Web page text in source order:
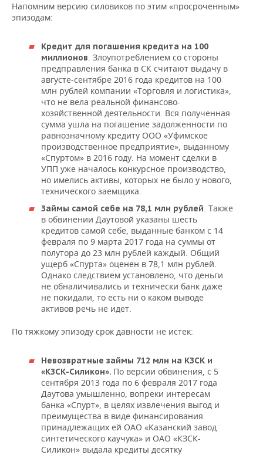
Напомним версию силовиков по этим «просроченным»
эпизодам:
Кредит для погашения кредита на 100
миллионов. Злоупотреблением со стороны
предправления банка в СК считают выдачу в
августе-сентябре 2016 года кредитов на 100
млн рублей компании «Торговля и логистика»,
что не вела реальной финансово-
хозяйственной деятельности. Вся полученная
сумма ушла на погашение задолженности по
равнозначному кредиту ООО «Уфимское
производственное предприятие», выданному
«Спуртом» в 2016 году. На момент сделки в
УПП уже началось конкурсное производство,
но имелись активы, которых не было у нового,
технического заемщика.
Займы самой себе на 78,1 млн рублей. Также
в обвинении Даутовой указаны шесть
кредитов самой себе, выданные банком с 14
февраля по 9 марта 2017 года на суммы от
полутора до 23 млн рублей каждый. Общий
ущерб «Спурта» оценен в 78,1 млн рублей.
Однако следствием установлено, что деньги
не обналичивались и технически банк даже
не покидали, то есть ни о каком выводе
активов речь не идет.
По тяжкому эпизоду срок давности не истек:
Невозвратные займы 712 млн на КЗСК и
«КЗСК-Силикон». По версии обвинения, с 5
сентября 2013 года по 6 февраля 2017 года
Даутова умышленно, вопреки интересам
банка «Спурт», в целях извлечения выгод и
преимущества в виде финансирования
принадлежащих ей ОАО «Казанский завод
синтетического каучука» и ОАО «КЗСК-
Силикон» выдала кредиты десятку